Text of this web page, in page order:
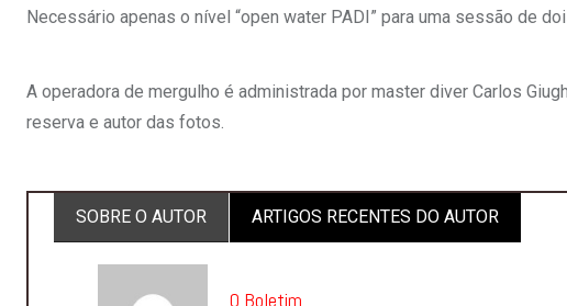
Necessário apenas o nível “open water PADI” para uma sessão de
A operadora de mergulho é administrada por master diver Carlos
reserva e autor das fotos.
SOBRE O AUTOR
ARTIGOS RECENTES DO AUTOR
O Boletim